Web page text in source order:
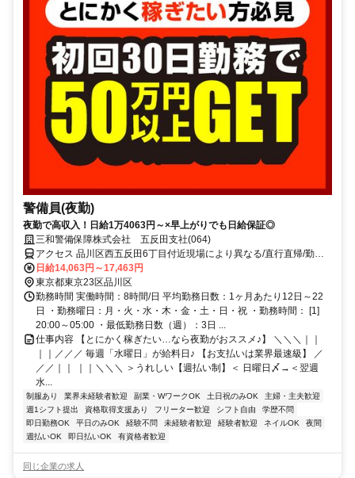
警備員(夜勤)
夜勤で高収入！日給1万4063円～×早上がりでも日給保証◎
三和警備保障株式会社 五反田支社(064)
アクセス 品川区西五反田6丁目付近現場により異なる/直行直帰/勤務
地相談可■電話面接■来社不要
日給14,063円～17,463円
東京都東京23区品川区
勤務時間 実働時間：8時間/日 平均勤務日数：1ヶ月あたり12日～22
日 ・勤務曜日：月・火・水・木・金・土・日・祝 ・勤務時間： [1]
20:00～05:00 ・最低勤務日数（週）：3日 ...
仕事内容 【とにかく稼ぎたい…なら夜勤がおススメ♪】 ＼＼＼｜｜
｜｜／／／ 毎週「水曜日」が給料日♪ 【お支払いは業界最速級】 ／
／／｜｜ ｜｜＼＼＼ ＞うれしい【週払い制】＜ 日曜日〆→＜翌週
水...
制服あり 業界未経験者歓迎 副業・WワークOK 土日祝のみOK
主婦・主夫歓迎
週1シフト提出
資格取得支援あり フリーター歓迎 シフト自由
学歴不問
即日勤務OK
平日のみOK 経験不問 未経験者歓迎 経験者歓迎 ネイルOK
夜間
週払いOK
即日払いOK 有資格者歓迎
同じ企業の求人